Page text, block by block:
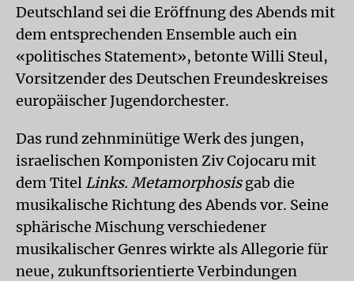
Deutschland sei die Eröffnung des Abends mit
dem entsprechenden Ensemble auch ein
«politisches Statement», betonte Willi Steul,
Vorsitzender des Deutschen Freundeskreises
europäischer Jugendorchester.
Das rund zehnminütige Werk des jungen,
israelischen Komponisten Ziv Cojocaru mit
dem Titel Links. Metamorphosisgab die
musikalische Richtung des Abends vor. Seine
sphärische Mischung verschiedener
musikalischer Genres wirkte als Allegorie für
neue, zukunftsorientierte Verbindungen